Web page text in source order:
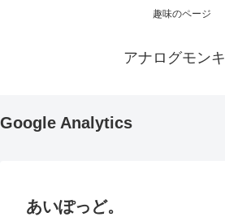
趣味のページ
アナログモン
Google Analytics
あいぽっど。